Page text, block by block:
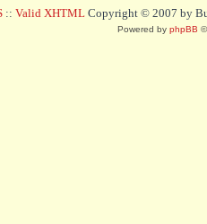
:: Valid XHTML Copyright © 2007 by
Powered by phpBB